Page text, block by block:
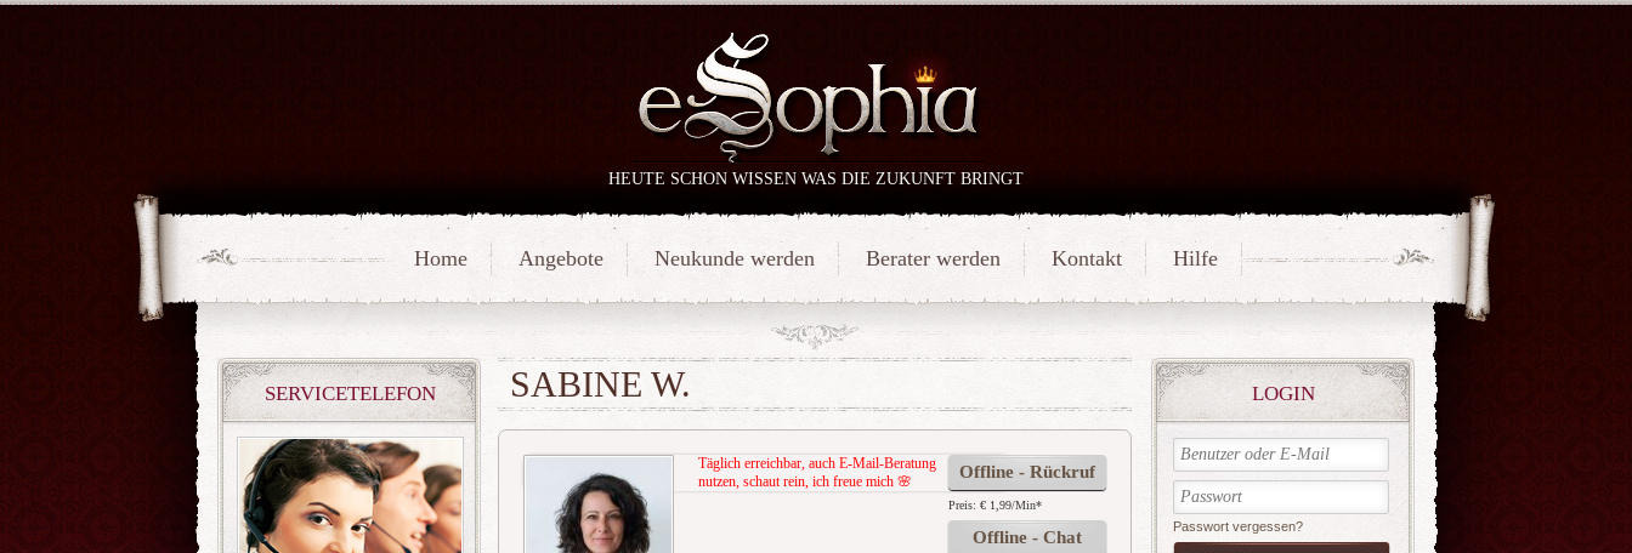
HEUTE SCHON WISSEN WAS DIE ZUKUNFT BRINGT
Home Angebote Neukunde werden Berater werden Kontakt Hilfe
SERVICETELEFON LOGIN
Passwort vergessen?
SABINE W.
Offline - Rückruf
Preis: € 1,99/Min*
Offline - Chat
Täglich erreichbar, auch E-Mail-Beratung
nutzen, schaut rein, ich freue mich 🌸